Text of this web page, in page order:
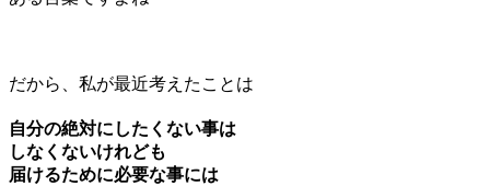
だから、私が最近考えたことは
自分の絶対にしたくない事は
しなくないけれども
届けるために必要な事には